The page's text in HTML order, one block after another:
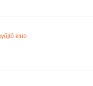
klub